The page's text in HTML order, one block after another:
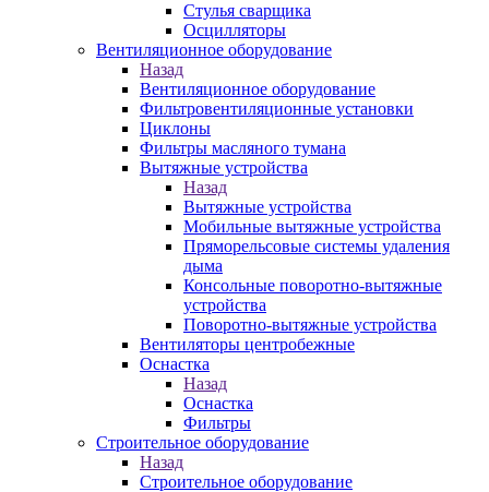
Стулья сварщика
Осцилляторы
Вентиляционное оборудование
Назад
Вентиляционное оборудование
Фильтровентиляционные установки
Циклоны
Фильтры масляного тумана
Вытяжные устройства
Назад
Вытяжные устройства
Мобильные вытяжные устройства
Пряморельсовые системы удаления
дыма
Консольные поворотно-вытяжные
устройства
Поворотно-вытяжные устройства
Вентиляторы центробежные
Оснастка
Назад
Оснастка
Фильтры
Строительное оборудование
Назад
Строительное оборудование